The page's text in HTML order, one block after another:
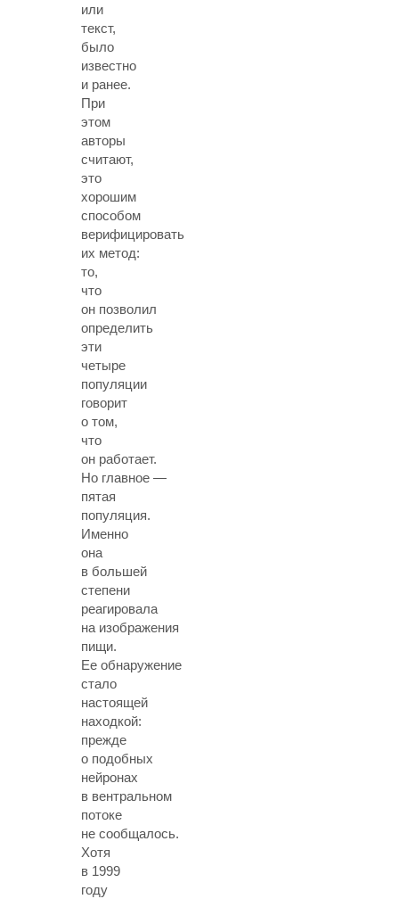
или
текст,
было
известно
и ранее.
При
этом
авторы
считают,
это
хорошим
способом
верифицировать
их метод:
то,
что
он позволил
определить
эти
четыре
популяции
говорит
о том,
что
он работает.
Но главное —
пятая
популяция.
Именно
она
в большей
степени
реагировала
на изображения
пищи.
Ее обнаружение
стало
настоящей
находкой:
прежде
о подобных
нейронах
в вентральном
потоке
не сообщалось.
Хотя
в 1999
году